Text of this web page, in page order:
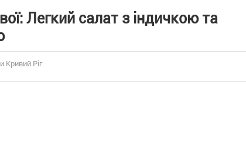
Легкий салат з індичкою та
Кривий Ріг